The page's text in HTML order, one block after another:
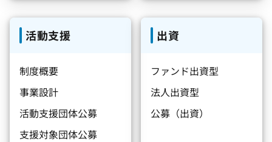
活動支援
制度概要
事業設計
活動支援団体公募
支援対象団体公募
出資
ファンド出資型
法人出資型
公募（出資）